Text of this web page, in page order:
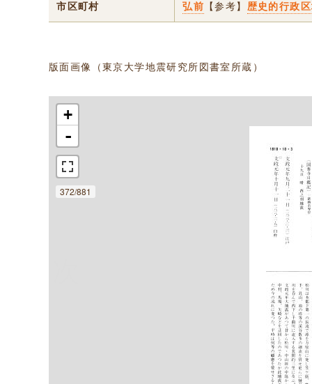
市区町村 弘前 【参考】 歴史的行政
版面画像（東京大学地震研究所図書室所蔵）
+
-
372/881